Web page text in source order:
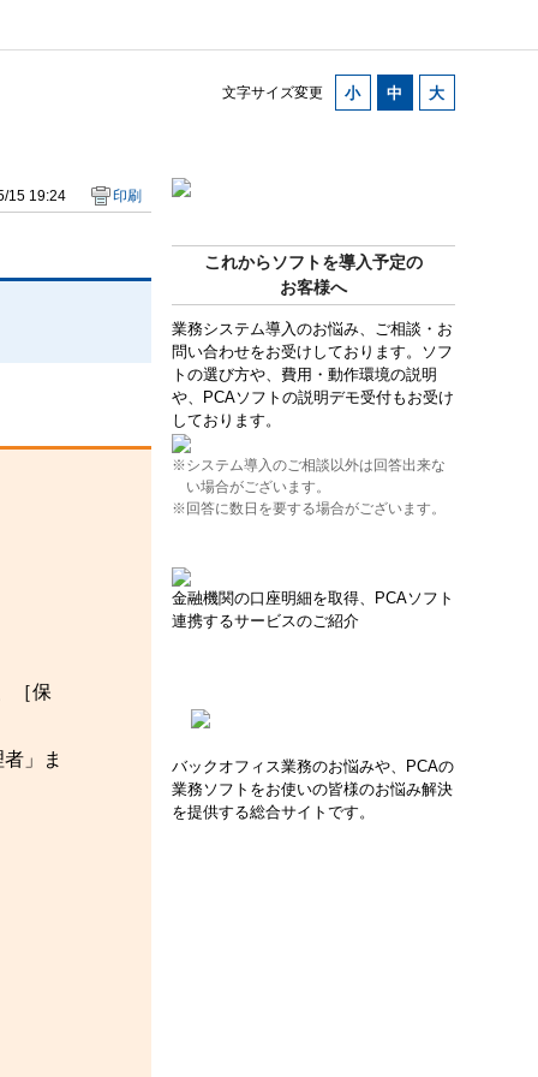
文字サイズ変更
これからソフトを導入予定の
お客様へ
業務システム導入のお悩み、ご相談・お
問い合わせをお受けしております。ソフ
トの選び方や、費用・動作環境の説明
や、PCAソフトの説明デモ受付もお受け
しております。
※システム導入のご相談以外は回答出来な
い場合がございます。
※回答に数日を要する場合がございます。
金融機関の口座明細を取得、PCAソフト
連携するサービスのご紹介
バックオフィス業務のお悩みや、PCAの
業務ソフトをお使いの皆様のお悩み解決
を提供する総合サイトです。
15 19:24 印刷
［保
」ま